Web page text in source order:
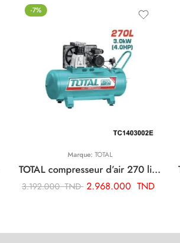
-7%
Marque: TOTAL
TOTAL compresseur d’air 270 litre TC1403002E
3.192.000TND 2.968.000 TND